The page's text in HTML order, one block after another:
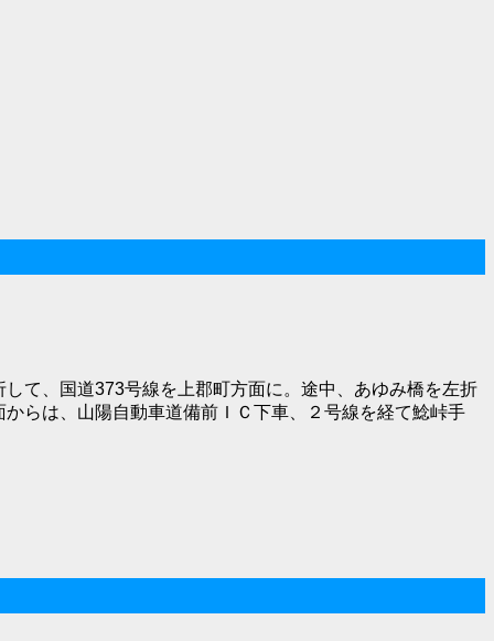
て、国道373号線を上郡町方面に。途中、あゆみ橋を左折
らは、山陽自動車道備前ＩＣ下車、２号線を経て鯰峠手